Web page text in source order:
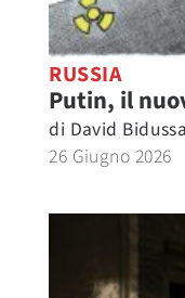
RUSSIA
Putin, il
di David Bidussa
26 Giugno 2026